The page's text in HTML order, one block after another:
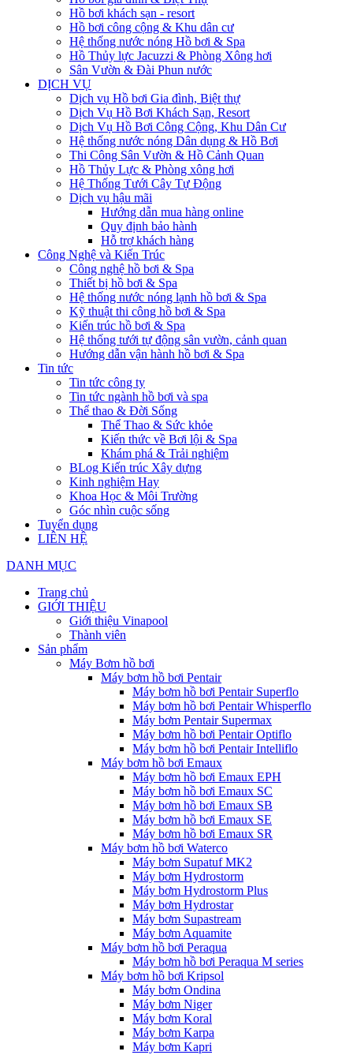
Hồ bơi khách sạn - resort
Hồ bơi công cộng & Khu dân cư
Hệ thống nước nóng Hồ bơi & Spa
Hồ Thủy lực Jacuzzi & Phòng Xông hơi
Sân Vườn & Đài Phun nước
DỊCH VỤ
Dịch vụ Hồ bơi Gia đình, Biệt thự
Dịch Vụ Hồ Bơi Khách Sạn, Resort
Dịch Vụ Hồ Bơi Công Cộng, Khu Dân Cư
Hệ thống nước nóng Dân dụng & Hồ Bơi
Thi Công Sân Vườn & Hồ Cảnh Quan
Hồ Thủy Lực & Phòng xông hơi
Hệ Thống Tưới Cây Tự Động
Dịch vụ hậu mãi
Hướng dẫn mua hàng online
Quy định bảo hành
Hỗ trợ khách hàng
Công Nghệ và Kiến Trúc
Công nghệ hồ bơi & Spa
Thiết bị hồ bơi & Spa
Hệ thống nước nóng lạnh hồ bơi & Spa
Kỹ thuật thi công hồ bơi & Spa
Kiến trúc hồ bơi & Spa
Hệ thống tưới tự động sân vườn, cảnh quan
Hướng dẫn vận hành hồ bơi & Spa
Tin tức
Tin tức công ty
Tin tức ngành hồ bơi và spa
Thể thao & Đời Sống
Thể Thao & Sức khỏe
Kiến thức về Bơi lội & Spa
Khám phá & Trải nghiệm
BLog Kiến trúc Xây dựng
Kinh nghiệm Hay
Khoa Học & Môi Trường
Góc nhìn cuộc sống
Tuyển dụng
LIÊN HỆ
DANH MỤC
Trang chủ
GIỚI THIỆU
Giới thiệu Vinapool
Thành viên
Sản phẩm
Máy Bơm hồ bơi
Máy bơm hồ bơi Pentair
Máy bơm hồ bơi Pentair Superflo
Máy bơm hồ bơi Pentair Whisperflo
Máy bơm Pentair Supermax
Máy bơm hồ bơi Pentair Optiflo
Máy bơm hồ bơi Pentair Intelliflo
Máy bơm hồ bơi Emaux
Máy bơm hồ bơi Emaux EPH
Máy bơm hồ bơi Emaux SC
Máy bơm hồ bơi Emaux SB
Máy bơm hồ bơi Emaux SE
Máy bơm hồ bơi Emaux SR
Máy bơm hồ bơi Waterco
Máy bơm Supatuf MK2
Máy bơm Hydrostorm
Máy bơm Hydrostorm Plus
Máy bơm Hydrostar
Máy bơm Supastream
Máy bơm Aquamite
Máy bơm hồ bơi Peraqua
Máy bơm hồ bơi Peraqua M series
Máy bơm hồ bơi Kripsol
Máy bơm Ondina
Máy bơm Niger
Máy bơm Koral
Máy bơm Karpa
Máy bơm Kapri